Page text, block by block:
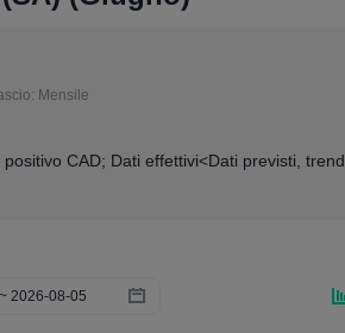
Mensile
CAD; Dati effettivi<Dati previsti, trend